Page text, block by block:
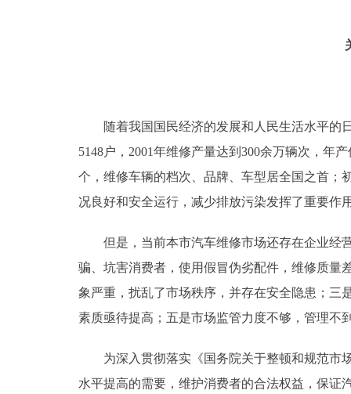
12345网上接诉即办
参与调查
走进北京
绿色北京
随着我国国民经济的发展和人民生活水平的日
5148户，2001年维修产量达到300余万辆次，年
个，维修车辆的档次、品牌、车型居全国之首；
况良好和安全运行，减少排放污染发挥了重要作
但是，当前本市汽车维修市场还存在企业经营
骗、坑害消费者，使用假冒伪劣配件，维修质量
象严重，扰乱了市场秩序，并存在安全隐患；三
素质亟待提高；五是市场监管力度不够，管理不
为深入贯彻落实《国务院关于整顿和规范市场
水平提高的需要，维护消费者的合法权益，保证